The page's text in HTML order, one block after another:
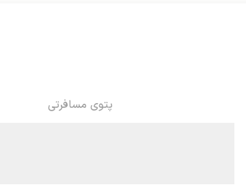
پتوی مسافرتی